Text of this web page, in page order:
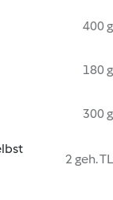
400 g
180 g
300 g
2 geh. TL